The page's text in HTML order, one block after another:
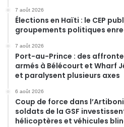
7 août 2026
Élections en Haïti : le CEP
groupements politiques
7 août 2026
Port-au-Prince : des
armés à Bélécourt et Wharf
et paralysent plusieurs axes
6 août 2026
Coup de force dans
soldats de la GSF
hélicoptères et véhicules